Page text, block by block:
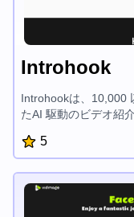
Introhook
Introhookは、10,000
たAI 駆動のビデオ紹
との統合により、ワ
Introhookは、グロー
5